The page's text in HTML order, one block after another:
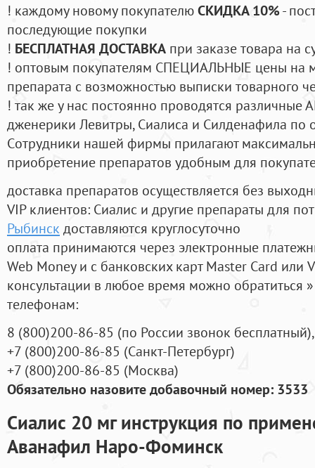
! каждому новому покупателюСКИДКА 10%-
последующие покупки
! БЕСПЛАТНАЯ ДОСТАВКА при заказе товара на
! оптовым покупателям СПЕЦИАЛЬНЫЕ цены на
препарата с возможностью выписки товарного
! так же у нас постоянно проводятся
дженерики Левитры, Сиалиса и Силденафила по
Cотрудники нашей фирмы прилагают
приобретение препаратов удобным для
доставка препаратов осуществляется без
VIP клиентов: Сиалис и другие препараты для
Рыбинск доставляются круглосуточно
оплата принимаются через электронные
Web Money и с банковских карт Master Card или
консультации в любое время можно обратиться
телефонам:
8 (800)200-86-85 (по России звонок бесплатный),
+7 (800)200-86-85 (Санкт-Петербург)
+7 (800)200-86-85 (Москва)
Обязательно назовите добавочный номер: 3533
Сиалис 20 мг инструкция по
Аванафил Наро-Фоминск